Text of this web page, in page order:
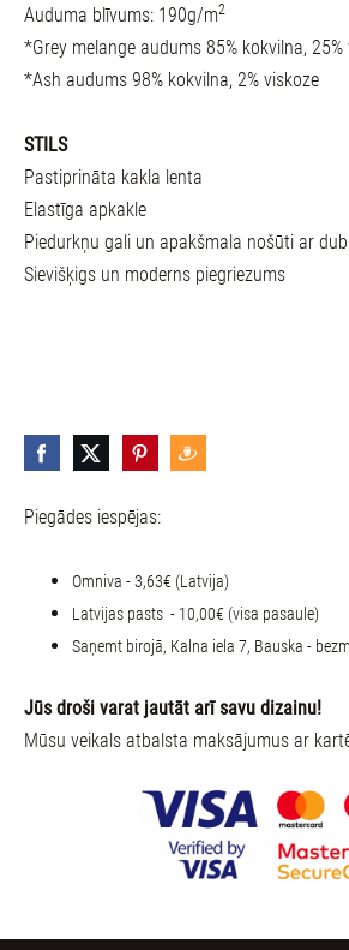
Piegādes iespējas:
Omniva - 3,63€ (Latvija)
Latvijas pasts - 10,00€ (visa pasaule)
Saņemt birojā, Kalna iela 7, Bauska -
Jūs droši varat jautāt arī savu dizainu!
Mūsu veikals atbalsta maksājumus ar
Auduma blīvums: 190g/m2
*Grey melange audums 85% kokvilna, 25%
*Ash audums 98% kokvilna, 2% viskoze
STILS
Pastiprināta kakla lenta
Elastīga apkakle
Piedurkņu gali un apakšmala nošūti ar
Sievišķigs un moderns piegriezums